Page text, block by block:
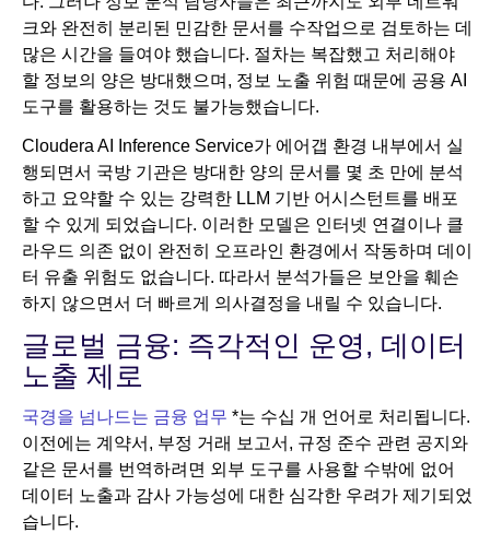
크와 완전히 분리된 민감한 문서를 수작업으로 검토하는 데
많은 시간을 들여야 했습니다. 절차는 복잡했고 처리해야
할 정보의 양은 방대했으며, 정보 노출 위험 때문에 공용 AI
도구를 활용하는 것도 불가능했습니다.
Cloudera AI Inference Service가 에어갭 환경 내부에서 실
행되면서 국방 기관은 방대한 양의 문서를 몇 초 만에 분석
하고 요약할 수 있는 강력한 LLM 기반 어시스턴트를 배포
할 수 있게 되었습니다. 이러한 모델은 인터넷 연결이나 클
라우드 의존 없이 완전히 오프라인 환경에서 작동하며 데이
터 유출 위험도 없습니다. 따라서 분석가들은 보안을 훼손
하지 않으면서 더 빠르게 의사결정을 내릴 수 있습니다.
글로벌 금융: 즉각적인 운영, 데이터
노출 제로
국경을 넘나드는 금융 업무 *는 수십 개 언어로 처리됩니다.
이전에는 계약서, 부정 거래 보고서, 규정 준수 관련 공지와
같은 문서를 번역하려면 외부 도구를 사용할 수밖에 없어
데이터 노출과 감사 가능성에 대한 심각한 우려가 제기되었
습니다.